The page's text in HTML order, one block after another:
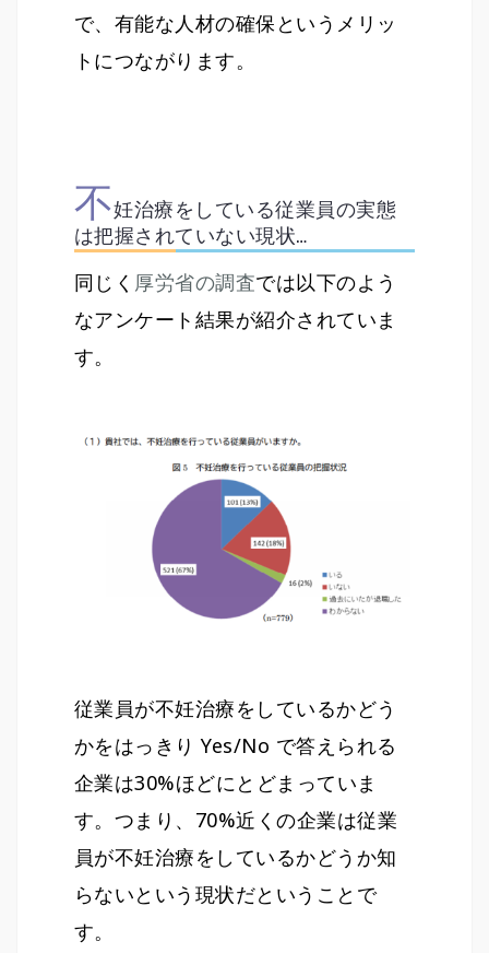
で、有能な人材の確保というメリッ
トにつながります。
不妊治療をしている従業員の実態
は把握されていない現状…
同じく 厚労省の調査では以下のよう
なアンケート結果が紹介されていま
す。
従業員が不妊治療をしているかどう
かをはっきり Yes/No で答えられる
企業は30%ほどにとどまっていま
す。つまり、70%近くの企業は従業
員が不妊治療をしているかどうか知
らないという現状だということで
す。